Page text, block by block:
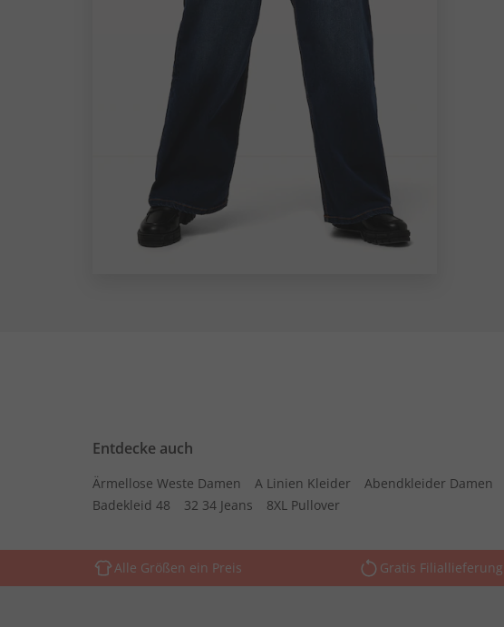
Entdecke auch
Ärmellose Weste Damen A Linien Kleider Abendkleider Damen
Badekleid 48
32 34 Jeans 8XL Pullover
Alle Größen ein Preis Gratis Filiallieferung